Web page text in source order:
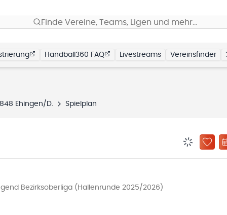
Finde Vereine, Teams, Ligen und mehr…
Handball360 FAQ Livestreams Vereinsfinder
1848 Ehingen/D. Spielplan
ZU
Bezirksoberliga (Hallenrunde 2025/2026)